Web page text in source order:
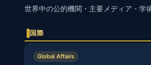
世界中の公的機関・主要メディア・学
国際
Global Affairs